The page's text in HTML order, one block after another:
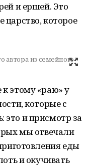
и ершей. Это
царство, которое
автора из семейного
этому «раю» у
которые с
и присмотр за
мы отвечали
еды
и окучивать